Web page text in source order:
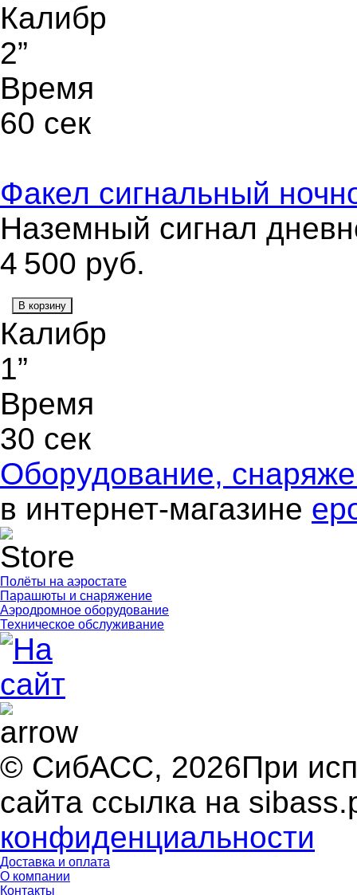
Калибр
2”
Время
60 сек
Факел сигнальный
Наземный сигнал
4 500 руб.
В корзину
Калибр
1”
Время
30 сек
Оборудование,
в интернет-магазине
Полёты на аэростате
Парашюты и снаряжение
Аэродромное оборудование
Техническое обслуживание
© СибАСС, 2026При
сайта ссылка на
конфиденциальности
Доставка и оплата
О компании
Контакты